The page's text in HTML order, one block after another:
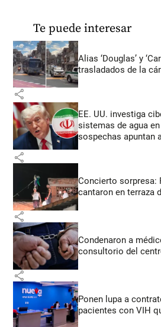
Te puede interesar
Alias ‘Douglas’ y
trasladados de la
share
EE. UU. investiga
sistemas de agua
sospechas apuntan
share
Concierto sorpresa:
cantaron en terraza
share
Condenaron a
consultorio del
share
Ponen lupa a
pacientes con VIH